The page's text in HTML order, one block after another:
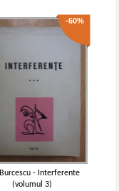
-60%
- Interferente
(volumul 3)